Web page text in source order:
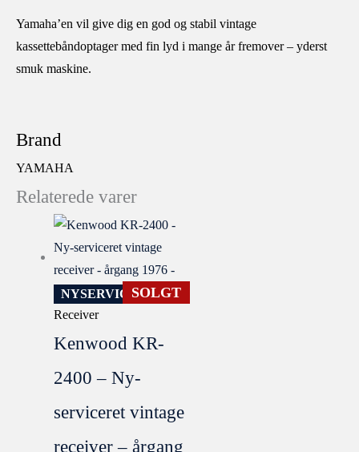
Yamaha’en vil give dig en god og stabil vintage
kassettebåndoptager med fin lyd i mange år fremover – yderst
smuk maskine.
Brand
YAMAHA
Relaterede varer
NYSERVICERET
SOLGT
Receiver
Kenwood KR-
2400 – Ny-
serviceret vintage
receiver – årgang